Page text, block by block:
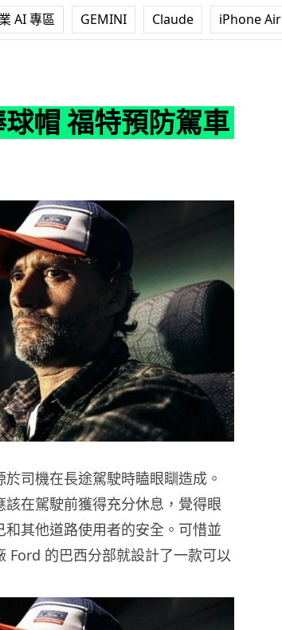
AI 專區 GEMINI Claude iPhone Air
帽 福特預防駕車
司機在長途駕駛時瞌眼瞓造成。
在駕駛前獲得充分休息，覺得眼
其他道路使用者的安全。可惜並
Ford 的巴西分部就設計了一款可以